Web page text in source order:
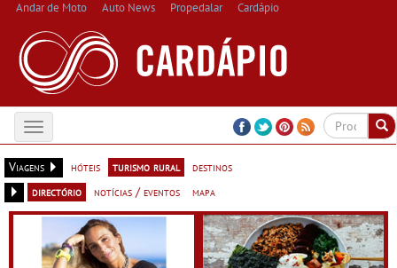
Andar de Moto Auto News Propedalar Cardápio
Toggle
navigation
Viagens
hóteis turismo rural
destinos
directório
notícias / eventos mapa